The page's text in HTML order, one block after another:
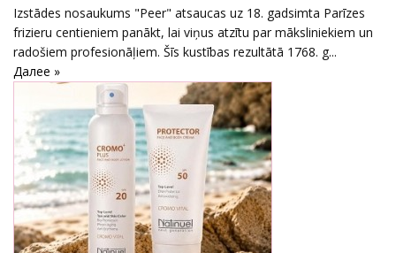
Izstādes nosaukums "Peer" atsaucas uz 18. gadsimta Parīzes
frizieru centieniem panākt, lai viņus atzītu par māksliniekiem un
radošiem profesionāļiem. Šīs kustības rezultātā 1768. g...
Далее »